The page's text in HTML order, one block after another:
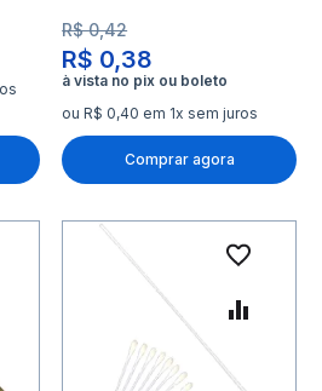
R$ 0,38
R$ 0,42
ou R$ 0,40 em 1x sem juros
Comprar agora
à lista de
para Comparar